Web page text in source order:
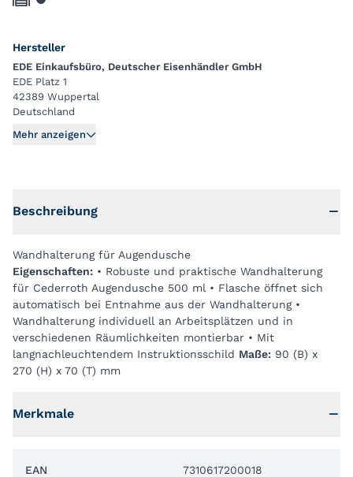
Hersteller
EDE Einkaufsbüro, Deutscher Eisenhändler GmbH
EDE Platz 1
42389 Wuppertal
Deutschland
Mehr anzeigen
Beschreibung
Wandhalterung für Augendusche
Eigenschaften: • Robuste und praktische Wandhalterung
für Cederroth Augendusche 500 ml • Flasche öffnet sich
automatisch bei Entnahme aus der Wandhalterung •
Wandhalterung individuell an Arbeitsplätzen und in
verschiedenen Räumlichkeiten montierbar • Mit
langnachleuchtendem Instruktionsschild Maße: 90 (B) x
270 (H) x 70 (T) mm
Merkmale
EAN 7310617200018